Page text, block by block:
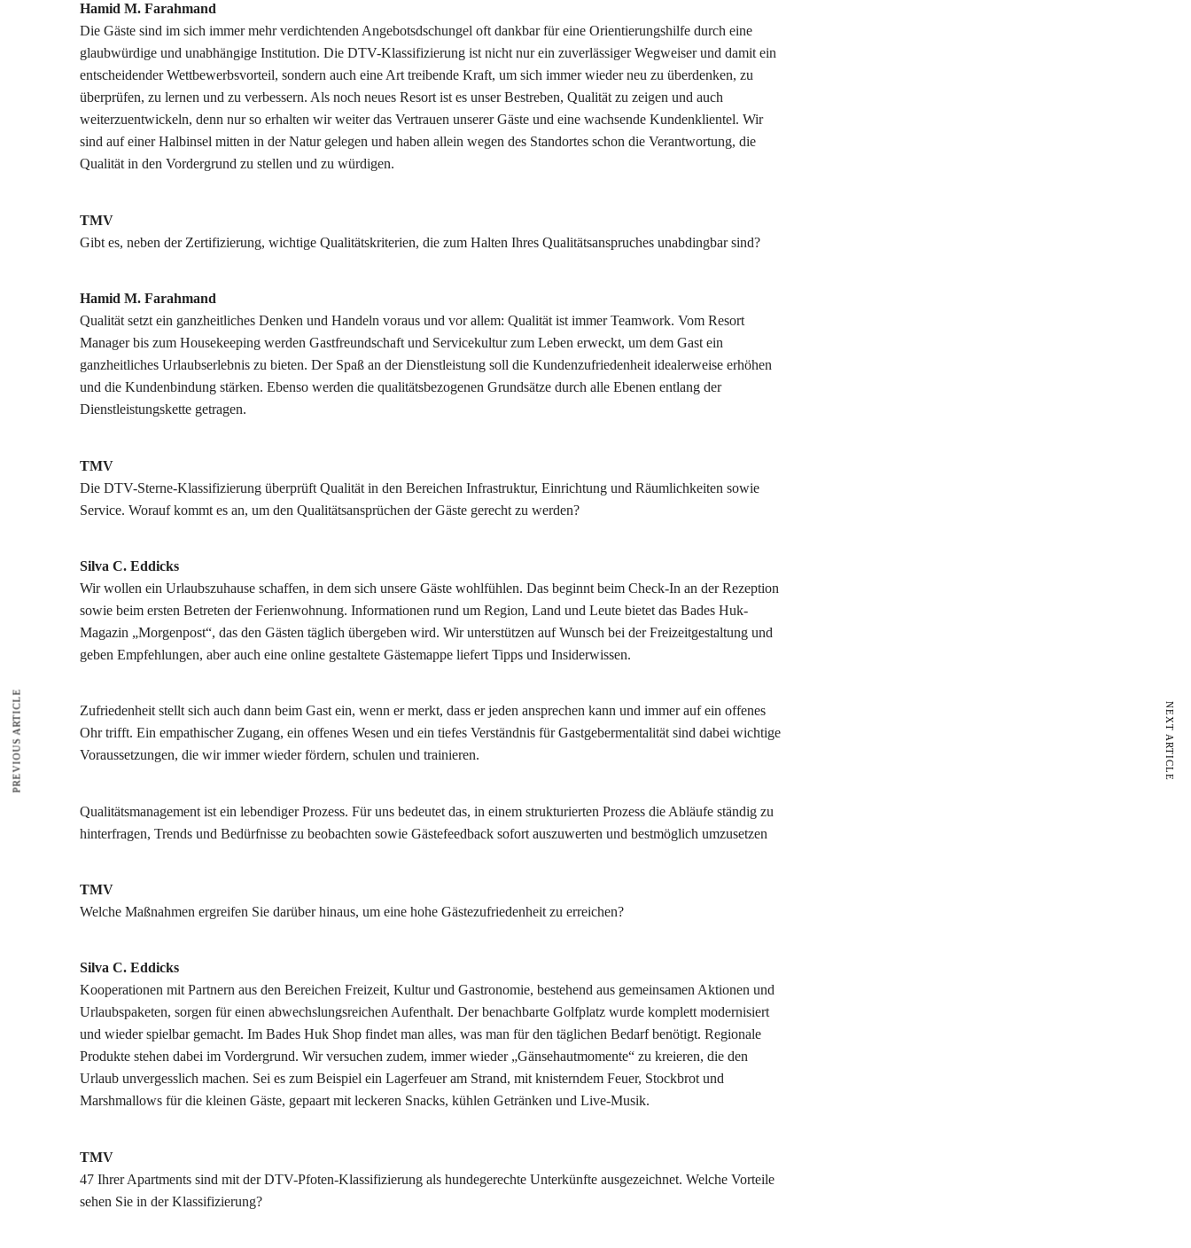
Hamid M. Farahmand
Die Gäste sind im sich immer mehr verdichtenden Angebotsdschungel oft dankbar für eine Orientierungshilfe durch eine
glaubwürdige und unabhängige Institution. Die DTV-Klassifizierung ist nicht nur ein zuverlässiger Wegweiser und damit ein
entscheidender Wettbewerbsvorteil, sondern auch eine Art treibende Kraft, um sich immer wieder neu zu überdenken, zu
überprüfen, zu lernen und zu verbessern. Als noch neues Resort ist es unser Bestreben, Qualität zu zeigen und auch
weiterzuentwickeln, denn nur so erhalten wir weiter das Vertrauen unserer Gäste und eine wachsende Kundenklientel. Wir
sind auf einer Halbinsel mitten in der Natur gelegen und haben allein wegen des Standortes schon die Verantwortung, die
Qualität in den Vordergrund zu stellen und zu würdigen.
TMV
Gibt es, neben der Zertifizierung, wichtige Qualitätskriterien, die zum Halten Ihres Qualitätsanspruches unabdingbar sind?
Hamid M. Farahmand
Qualität setzt ein ganzheitliches Denken und Handeln voraus und vor allem: Qualität ist immer Teamwork. Vom Resort
Manager bis zum Housekeeping werden Gastfreundschaft und Servicekultur zum Leben erweckt, um dem Gast ein
ganzheitliches Urlaubserlebnis zu bieten. Der Spaß an der Dienstleistung soll die Kundenzufriedenheit idealerweise erhöhen
und die Kundenbindung stärken. Ebenso werden die qualitätsbezogenen Grundsätze durch alle Ebenen entlang der
Dienstleistungskette getragen.
TMV
Die DTV-Sterne-Klassifizierung überprüft Qualität in den Bereichen Infrastruktur, Einrichtung und Räumlichkeiten sowie
Service. Worauf kommt es an, um den Qualitätsansprüchen der Gäste gerecht zu werden?
Silva C. Eddicks
Wir wollen ein Urlaubszuhause schaffen, in dem sich unsere Gäste wohlfühlen. Das beginnt beim Check-In an der Rezeption
sowie beim ersten Betreten der Ferienwohnung. Informationen rund um Region, Land und Leute bietet das Bades Huk-
Magazin „Morgenpost“, das den Gästen täglich übergeben wird. Wir unterstützen auf Wunsch bei der Freizeitgestaltung und
geben Empfehlungen, aber auch eine online gestaltete Gästemappe liefert Tipps und Insiderwissen.
Zufriedenheit stellt sich auch dann beim Gast ein, wenn er merkt, dass er jeden ansprechen kann und immer auf ein offenes
Ohr trifft. Ein empathischer Zugang, ein offenes Wesen und ein tiefes Verständnis für Gastgebermentalität sind dabei wichtige
Voraussetzungen, die wir immer wieder fördern, schulen und trainieren.
Qualitätsmanagement ist ein lebendiger Prozess. Für uns bedeutet das, in einem strukturierten Prozess die Abläufe ständig zu
hinterfragen, Trends und Bedürfnisse zu beobachten sowie Gästefeedback sofort auszuwerten und bestmöglich umzusetzen
TMV
Welche Maßnahmen ergreifen Sie darüber hinaus, um eine hohe Gästezufriedenheit zu erreichen?
Silva C. Eddicks
Kooperationen mit Partnern aus den Bereichen Freizeit, Kultur und Gastronomie, bestehend aus gemeinsamen Aktionen und
Urlaubspaketen, sorgen für einen abwechslungsreichen Aufenthalt. Der benachbarte Golfplatz wurde komplett modernisiert
und wieder spielbar gemacht. Im Bades Huk Shop findet man alles, was man für den täglichen Bedarf benötigt. Regionale
Produkte stehen dabei im Vordergrund. Wir versuchen zudem, immer wieder „Gänsehautmomente“ zu kreieren, die den
Urlaub unvergesslich machen. Sei es zum Beispiel ein Lagerfeuer am Strand, mit knisterndem Feuer, Stockbrot und
Marshmallows für die kleinen Gäste, gepaart mit leckeren Snacks, kühlen Getränken und Live-Musik.
TMV
47 Ihrer Apartments sind mit der DTV-Pfoten-Klassifizierung als hundegerechte Unterkünfte ausgezeichnet. Welche Vorteile
sehen Sie in der Klassifizierung?
PREVIOUS ARTICLE NEXT ARTICLE